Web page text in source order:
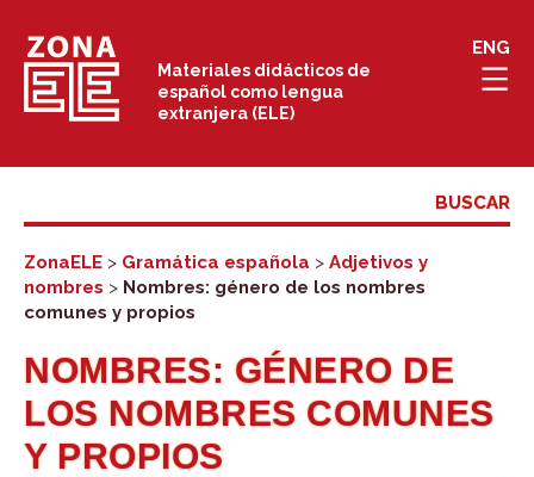
contenido
Materiales didácticos de
español como lengua
extranjera (ELE)
ENG
ZonaELE > Gramática española > Adjetivos y
nombres > Nombres: género de los nombres
comunes y propios
NOMBRES: GÉNERO DE
LOS NOMBRES COMUNES
Y PROPIOS